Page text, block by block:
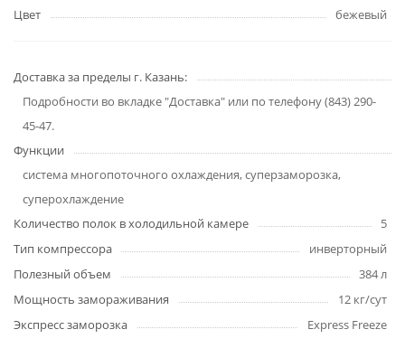
Цвет бежевый
Доставка за пределы г. Казань:
Подробности во вкладке "Доставка" или по телефону (843) 290-
45-47.
Функции
система многопоточного охлаждения, суперзаморозка,
суперохлаждение
Количество полок в холодильной камере
5
Тип компрессора
инверторный
Полезный объем
384 л
Мощность замораживания
12 кг/сут
Экспресс заморозка
Express Freeze